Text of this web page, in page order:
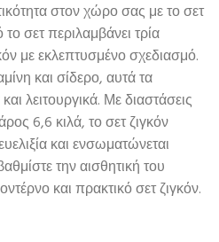
στον χώρο σας με το σετ
σετ περιλαμβάνει τρία
με εκλεπτυσμένο σχεδιασμό.
και σίδερο, αυτά τα
λειτουργικά. Με διαστάσεις
6,6 κιλά, το σετ ζιγκόν
και ενσωματώνεται
την αισθητική του
και πρακτικό σετ ζιγκόν.